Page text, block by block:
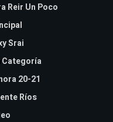
Reir Un Poco
Srai
Categoría
20-21
Ríos